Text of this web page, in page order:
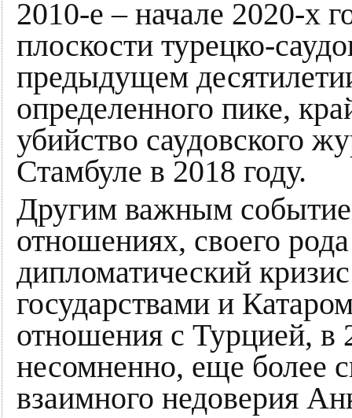
2010-е – начале 2020-х
плоскости турецко-
предыдущем
определенного пике,
убийство саудовского
Стамбуле в 2018 году.
Другим важным
отношениях, своего
дипломатический
государствами и
отношения с Турцией, в
несомненно, еще более
взаимного недоверия